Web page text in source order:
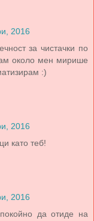
2016
за чистачки по
около мен мирише
:)
2016
като теб!
2016
да отиде на